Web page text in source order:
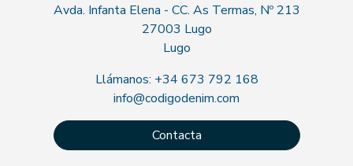
Avda. Infanta Elena - CC. As Termas, Nº 213
27003 Lugo
Lugo
Llámanos: +34 673 792 168
info@codigodenim.com
Contacta